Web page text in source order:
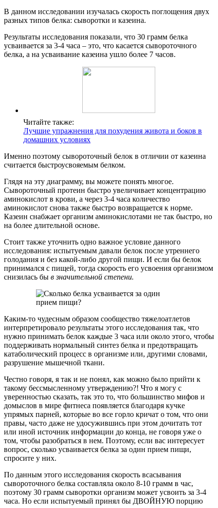
В данном исследовании изучалась скорость поглощения двух
разных типов белка: сыворотки и казеина.
Результаты исследования показали, что 30 грамм белка
усваивается за 3-4 часа – это, что касается сывороточного
белка, а на усваивание казеина ушло более 7 часов.
Читайте также:
Лучшие упражнения для похудения живота и боков в
домашних условиях
Именно поэтому сывороточный белок в отличии от казеина
считается быстроусвояемым белком.
Глядя на эту диаграмму, вы можете понять многое.
Сывороточный протеин быстро увеличивает концентрацию
аминокислот в крови, а через 3-4 часа количество
аминокислот снова также быстро возвращается к норме.
Казеин снабжает организм аминокислотами не так быстро, но
на более длительной основе.
Стоит также уточнить одно важное условие данного
исследования: испытуемым давали белок после утреннего
голодания и без какой-либо другой пищи. И если бы белок
принимался с пищей, тогда скорость его усвоения организмом
снизилась бы в значительной степени.
Каким-то чудесным образом сообщество тяжелоатлетов
интерпретировало результаты этого исследования так, что
нужно принимать белок каждые 3 часа или около этого, чтобы
поддерживать нормальный синтез белка и предотвращать
катаболический процесс в организме или, другими словами,
разрушение мышечной ткани.
Честно говоря, я так и не понял, как можно было прийти к
такому бессмысленному утверждению?! Что я могу с
уверенностью сказать, так это то, что большинство мифов и
домыслов в мире фитнеса появляется благодаря кучке
упрямых парней, которые во все горло кричат о том, что они
правы, часто даже не удосужившись при этом дочитать тот
или иной источник информации до конца, не говоря уже о
том, чтобы разобраться в нем. Поэтому, если вас интересует
вопрос, сколько усваивается белка за один прием пищи,
спросите у них.
По данным этого исследования скорость всасывания
сывороточного белка составляла около 8-10 грамм в час,
поэтому 30 грамм сыворотки организм может усвоить за 3-4
часа. Но если испытуемый принял бы ДВОЙНУЮ порцию